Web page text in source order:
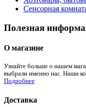
Сенсорная
Полезная
О магазине
Узнайте больше о нашем
выбрали именно нас. Наши
Подробнее
Доставка